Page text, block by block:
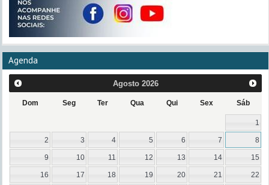
Agenda
Agosto 2026
Dom Seg Ter Qua Qui Sex Sáb
1
2 3 4 5 6 7 8
9 10 11 12 13 14 15
16 17 18 19 20 21 22